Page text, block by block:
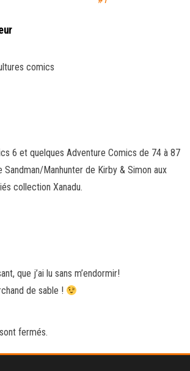
comics
6 et quelques Adventure Comics de 74 à 87
Sandman/Manhunter de Kirby & Simon aux
collection Xanadu.
que j’ai lu sans m’endormir!
de sable !
fermés.